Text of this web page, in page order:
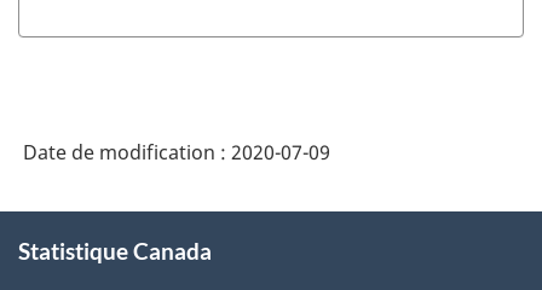
Date de modification : 2020-07-09
propos
Statistique Canada